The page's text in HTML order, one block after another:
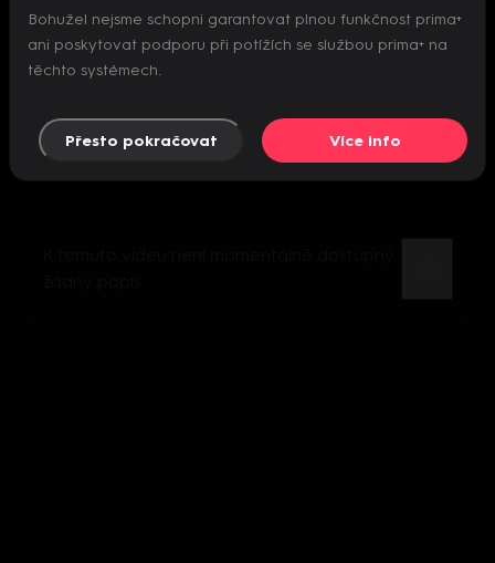
Nepodařilo se inicializovat přehrávač
Bohužel nejsme schopni garantovat plnou funkčnost prima+
ani poskytovat podporu při potížích se službou prima+ na
těchto systémech.
Přesto pokračovat Více info